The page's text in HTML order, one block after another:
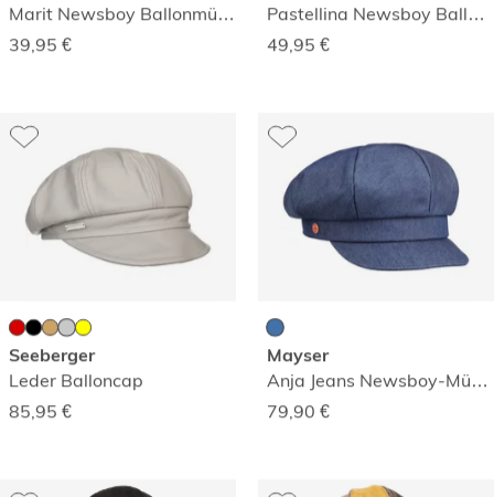
Marit Newsboy Ballonmütze
39,95 €
Pastellina Newsboy Ballonmütze
49,95 €
Seeberger
Leder Balloncap
85,95 €
Mayser
Anja Jeans Newsboy-Mütze
79,90 €